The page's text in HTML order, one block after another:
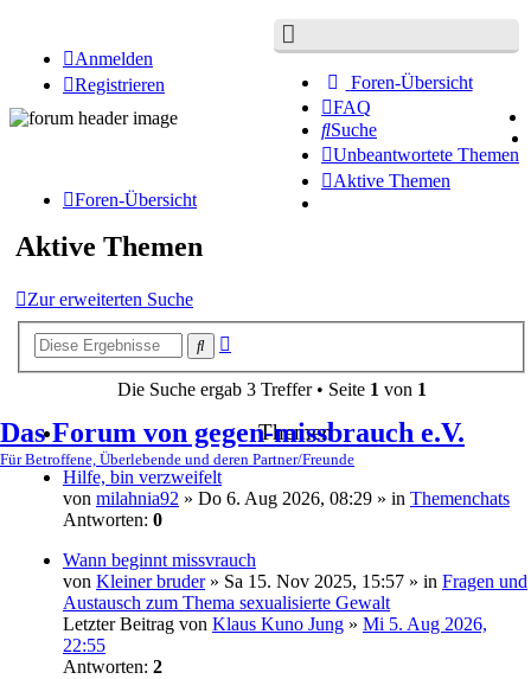
Foren-Übersicht
FAQ
Suche
Unbeantwortete Themen
Aktive Themen
Anmelden
Registrieren
Das Forum von gegen-missbrauch e.V.
Für Betroffene, Überlebende und deren Partner/Freunde
Foren-Übersicht
Aktive Themen
Zur erweiterten Suche
Suche
Die Suche ergab 3 Treffer • Seite 1 von 1
Themen
Hilfe, bin verzweifelt
von milahnia92 » Do 6. Aug 2026, 08:29 » in Themenchats
Antworten: 0
Wann beginnt missvrauch
von Kleiner bruder» Sa 15. Nov 2025, 15:57 » in Fragen und
Austausch zum Thema sexualisierte Gewalt
Letzter Beitrag von Klaus Kuno Jung » Mi 5. Aug 2026,
22:55
Antworten: 2